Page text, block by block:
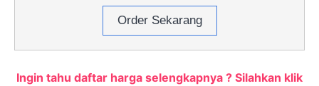
Order Sekarang
Ingin tahu daftar harga selengkapnya ? Silahkan klik